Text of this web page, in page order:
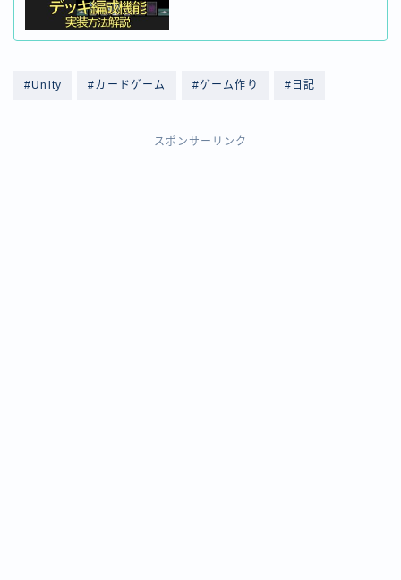
#Unity #カードゲーム #ゲーム作り #日記
スポンサーリンク